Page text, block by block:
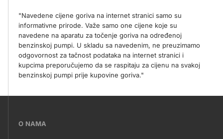
"Navedene cijene goriva na internet stranici samo su
informativne prirode. Važe samo one cijene koje su
navedene na aparatu za točenje goriva na određenoj
benzinskoj pumpi. U skladu sa navedenim, ne preuzimamo
odgovornost za tačnost podataka na internet stranici i
kupcima preporučujemo da se raspitaju za cijenu na svakoj
benzinskoj pumpi prije kupovine goriva."
???O NAMA